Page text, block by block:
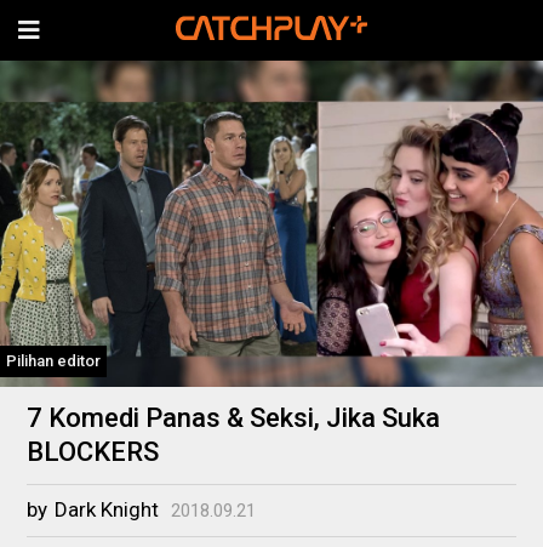
Pilihan editor
7 Komedi Panas & Seksi, Jika Suka
BLOCKERS
by Dark Knight 2018.09.21